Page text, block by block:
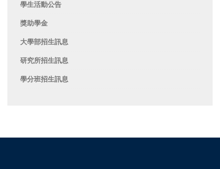
學生活動公告
獎助學金
大學部招生訊息
研究所招生訊息
學分班招生訊息